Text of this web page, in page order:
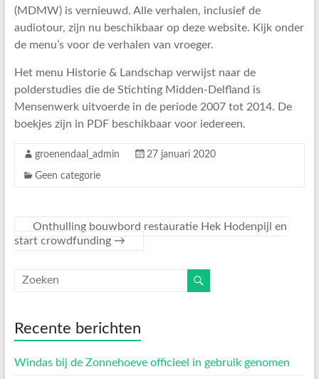
(MDMW) is vernieuwd. Alle verhalen, inclusief de
audiotour, zijn nu beschikbaar op deze website. Kijk onder
de menu’s voor de verhalen van vroeger.
Het menu Historie & Landschap verwijst naar de
polderstudies die de Stichting Midden-Delfland is
Mensenwerk uitvoerde in de periode 2007 tot 2014. De
boekjes zijn in PDF beschikbaar voor iedereen.
groenendaal_admin 27 januari 2020
Geen categorie
Onthulling bouwbord restauratie Hek Hodenpijl en
start crowdfunding →
Recente berichten
Windas bij de Zonnehoeve officieel in gebruik genomen